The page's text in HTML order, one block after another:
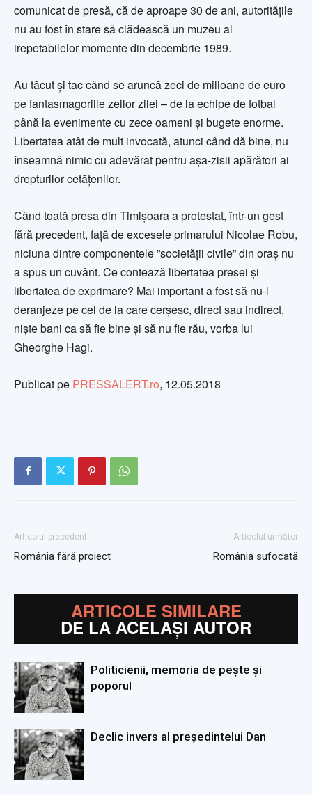
comunicat de presă, că de aproape 30 de ani, autoritățile
nu au fost în stare să clădească un muzeu al
irepetabilelor momente din decembrie 1989.
Au tăcut și tac când se aruncă zeci de milioane de euro
pe fantasmagoriile zeilor zilei – de la echipe de fotbal
până la evenimente cu zece oameni și bugete enorme.
Libertatea atât de mult invocată, atunci când dă bine, nu
înseamnă nimic cu adevărat pentru așa-zisii apărători ai
drepturilor cetățenilor.
Când toată presa din Timișoara a protestat, într-un gest
fără precedent, față de excesele primarului Nicolae Robu,
niciuna dintre componentele ”societății civile” din oraș nu
a spus un cuvânt. Ce contează libertatea presei și
libertatea de exprimare? Mai important a fost să nu-l
deranjeze pe cel de la care cerșesc, direct sau indirect,
niște bani ca să fie bine și să nu fie rău, vorba lui
Gheorghe Hagi.
Publicat pe PRESSALERT.ro, 12.05.2018
Articolul precedent
România fără proiect
Articolul următor
România sufocată
ARTICOLE SIMILARE
DE LA ACELAȘI AUTOR
Politicienii, memoria de pește și
poporul
Declic invers al președintelui Dan